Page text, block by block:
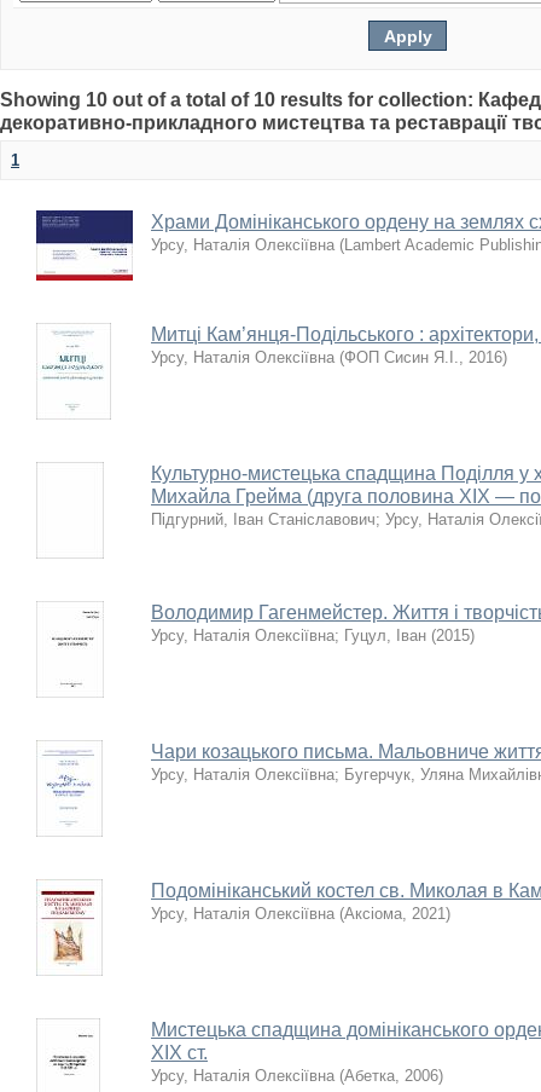
Showing 10 out of a total of 10 results for collection:
декоративно-прикладного мистецтва та реставрації
1
Храми Домініканського ордену на землях
Урсу, Наталія Олексіївна (Lambert Academic
Митці Кам’янця-Подільського :
Урсу, Наталія Олексіївна (ФОП Сисин Я.І., 2016)
Культурно-мистецька спадщина Поділля у
Михайла Грейма (друга половина XIX —
Підгурний, Іван Станіславович; Урсу, Наталія
Володимир Гагенмейстер. Життя і
Урсу, Наталія Олексіївна; Гуцул, Іван (2015)
Чари козацького письма. Мальовниче
Урсу, Наталія Олексіївна; Бугерчук, Уляна
Подомініканський костел св. Миколая в
Урсу, Наталія Олексіївна (Аксіома, 2021)
Мистецька спадщина домініканського
XIX ст.
Урсу, Наталія Олексіївна (Абетка, 2006)